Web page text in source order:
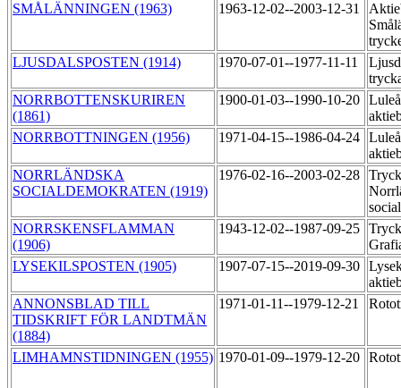
SMÅLÄNNINGEN (1963)
1963-12-02--2003-12-31
LJUSDALSPOSTEN (1914)
1970-07-01--1977-11-11
NORRBOTTENSKURIREN
(1861)
1900-01-03--1990-10-20
NORRBOTTNINGEN (1956)
1971-04-15--1986-04-24
NORRLÄNDSKA
SOCIALDEMOKRATEN (1919)
1976-02-16--2003-02-28
NORRSKENSFLAMMAN
(1906)
1943-12-02--1987-09-25
LYSEKILSPOSTEN (1905)
1907-07-15--2019-09-30
ANNONSBLAD TILL
TIDSKRIFT FÖR LANDTMÄN
(1884)
1971-01-11--1979-12-21
LIMHAMNSTIDNINGEN (1955) 1970-01-09--1979-12-20